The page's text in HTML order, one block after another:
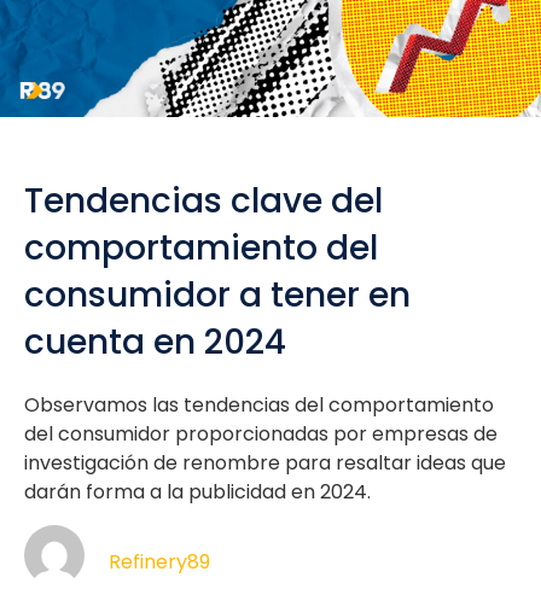
Tendencias clave del
comportamiento del
consumidor a tener en
cuenta en 2024
Observamos las tendencias del comportamiento
del consumidor proporcionadas por empresas de
investigación de renombre para resaltar ideas que
darán forma a la publicidad en 2024.
Refinery89